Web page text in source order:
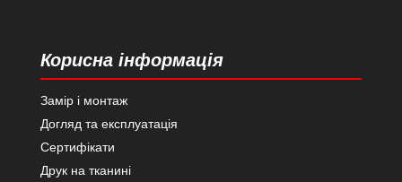
Корисна інформація
Замір і монтаж
Догляд та експлуатація
Сертифікати
Друк на тканині